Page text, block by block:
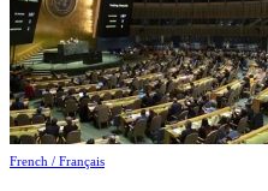
French / Français